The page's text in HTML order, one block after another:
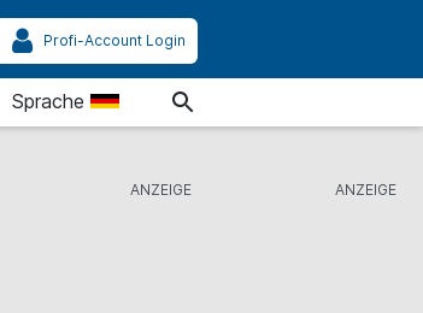
Profi-Account Login
Sprache